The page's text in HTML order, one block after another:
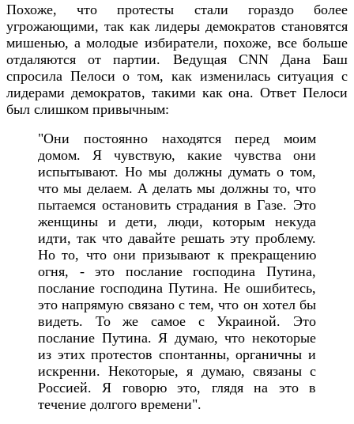
Похоже, что протесты стали гораздо более
угрожающими, так как лидеры демократов становятся
мишенью, а молодые избиратели, похоже, все больше
отдаляются от партии. Ведущая CNN Дана Баш
спросила Пелоси о том, как изменилась ситуация с
лидерами демократов, такими как она. Ответ Пелоси
был слишком привычным:
"Они постоянно находятся перед моим
домом. Я чувствую, какие чувства они
испытывают. Но мы должны думать о том,
что мы делаем. А делать мы должны то, что
пытаемся остановить страдания в Газе. Это
женщины и дети, люди, которым некуда
идти, так что давайте решать эту проблему.
Но то, что они призывают к прекращению
огня, - это послание господина Путина,
послание господина Путина. Не ошибитесь,
это напрямую связано с тем, что он хотел бы
видеть. То же самое с Украиной. Это
послание Путина. Я думаю, что некоторые
из этих протестов спонтанны, органичны и
искренни. Некоторые, я думаю, связаны с
Россией. Я говорю это, глядя на это в
течение долгого времени".